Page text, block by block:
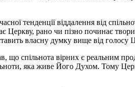
тенденції віддалення від
Церкву, рано чи пізно починає
власну думку вище від голосу
що спільнота вірних є реальним
яка живе Його Духом. Тому